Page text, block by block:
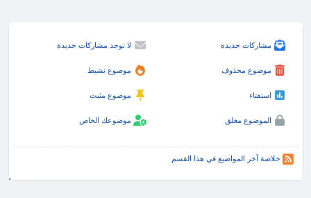
مشاركات جديدة لا توجد مشاركات جديدة
موضوع محذوف موضوع نشيط
استفتاء موضوع مثبت
الموضوع مغلق موضوعك الخاص
خلاصة آخر المواضيع في هذا القسم